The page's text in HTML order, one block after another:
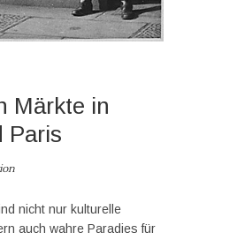
Märkte in
Paris
nicht nur kulturelle
auch wahre Paradies für